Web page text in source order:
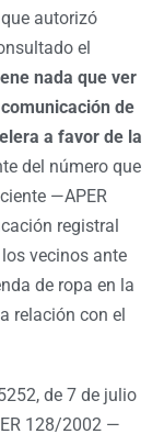
autorizó
el
nada que ver
de
a favor de la
del número que
—APER
registral
vecinos ante
de ropa en la
relación con el
de 7 de julio
128/2002 —